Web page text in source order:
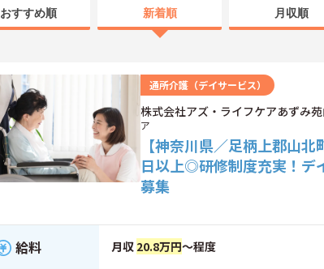
おすすめ順 新着順 月収順
通所介護（デイサービス）
株式会社アズ・ライフケアあずみ
ア
【神奈川県／足柄上郡山
日以上◎研修制度充実！デ
募集
給料 月収 20.8万円～程度